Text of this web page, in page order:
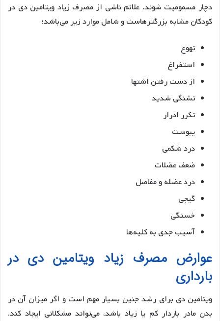
دچار مسمومیت شوند. علائم ناشی از مصرف زیاد ویتامین دی در
کودکان مشابه بزرگترهاست و شامل موارد زیر می‌باشد؛
تهوع
استفراغ
از دست رفتن اشتها
تشنگی شدید
تکرر ادرار
یبوست
درد شکمی
ضعف عضلات
درد عضله و مفاصل
گیجی
خستگی
آسیب جدی به کلیه‌ها
عوارض مصرف زیاد ویتامین دی در
بارداری
ویتامین دی برای رشد جنین بسیار مهم است و اگر میزان آن در
بدن مادر باردار کم یا زیاد باشد، می‌تواند مشکلاتی ایجاد کند.